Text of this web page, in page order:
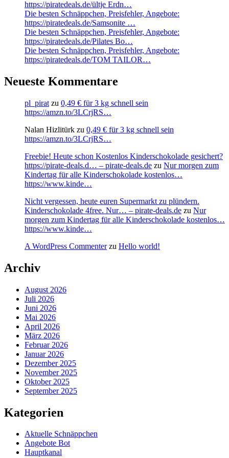
https://piratedeals.de/ültje Erdn…
Die besten Schnäppchen, Preisfehler, Angebote:
https://piratedeals.de/Samsonite …
Die besten Schnäppchen, Preisfehler, Angebote:
https://piratedeals.de/Pilates Bo…
Die besten Schnäppchen, Preisfehler, Angebote:
https://piratedeals.de/TOM TAILOR…
Neueste Kommentare
pl_pirat zu 0,49 € für 3 kg schnell sein
https://amzn.to/3LCrjRS…
Nalan Hizlitürk zu 0,49 € für 3 kg schnell sein
https://amzn.to/3LCrjRS…
Freebie! Heute schon Kostenlos Kinderschokolade gesichert?
https://pirate-deals.d… – pirate-deals.de zu Nur morgen zum
Kindertag für alle Kinderschokolade kostenlos…
https://www.kinde…
Nicht vergessen, heute euren Supermarkt zu plündern.
Kinderschokolade 4free. Nur… – pirate-deals.de zu Nur
morgen zum Kindertag für alle Kinderschokolade kostenlos…
https://www.kinde…
A WordPress Commenterzu Hello world!
Archiv
August 2026
Juli 2026
Juni 2026
Mai 2026
April 2026
März 2026
Februar 2026
Januar 2026
Dezember 2025
November 2025
Oktober 2025
September 2025
Kategorien
Aktuelle Schnäppchen
Angebote Bot
Hauptkanal